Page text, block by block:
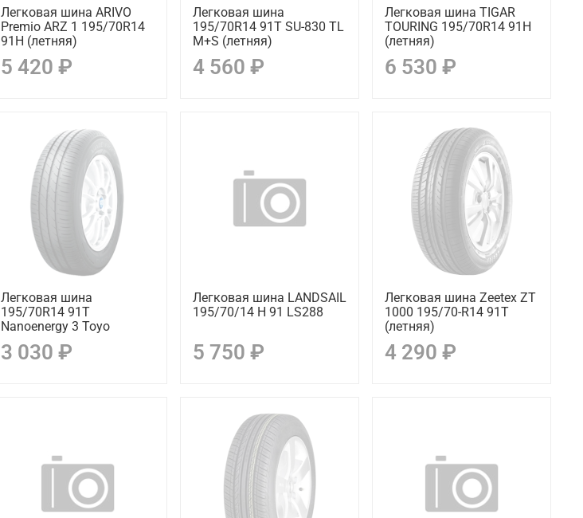
Легковая шина ARIVO
Premio ARZ 1 195/70R14
91H (летняя)
5 420 ₽
Легковая шина
195/70R14 91T SU-830 TL
M+S (летняя)
4 560 ₽
Легковая шина TIGAR
TOURING 195/70R14 91H
(летняя)
6 530 ₽
Легковая шина
195/70R14 91T
Nanoenergy 3 Toyo
3 030 ₽
Легковая шина LANDSAIL
195/70/14 H 91 LS288
5 750 ₽
Легковая шина Zeetex ZT
1000 195/70-R14 91T
(летняя)
4 290 ₽